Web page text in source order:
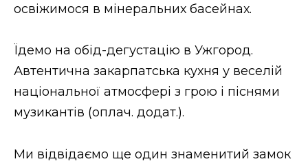
освіжимося в мінеральних басейнах.
Їдемо на обід-дегустацію в Ужгород.
Автентична закарпатська кухня у веселій
національної атмосфері з грою і піснями
музикантів (оплач. додат.).
Ми відвідаємо ще один знаменитий замок